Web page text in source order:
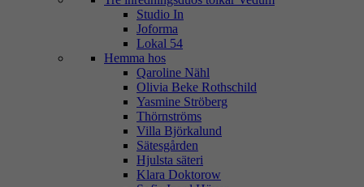
Studio In
Joforma
Lokal 54
Hemma hos
Qaroline Nähl
Olivia Beke Rothschild
Yasmine Ströberg
Thörnströms
Villa Björkalund
Sätesgården
Hjulsta säteri
Klara Doktorow